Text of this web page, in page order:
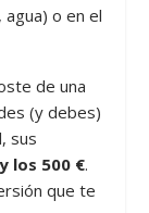
o en el
de una
(y debes)
sus
los 500 €.
que te